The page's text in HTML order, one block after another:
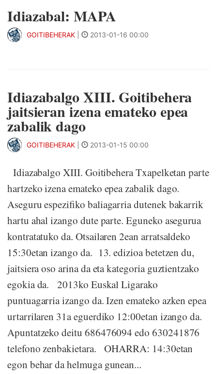
Idiazabal: MAPA
GOITIBEHERAK 2013-01-16 00:00
Idiazabalgo XIII. Goitibehera
jaitsieran izena emateko epea
zabalik dago
GOITIBEHERAK 2013-01-15 00:00
Idiazabalgo XIII. Goitibehera Txapelketan parte
hartzeko izena emateko epea zabalik dago.
Aseguru espezifiko baliagarria dutenek bakarrik
hartu ahal izango dute parte. Eguneko asegurua
kontratatuko da. Otsailaren 2ean arratsaldeko
15:30etan izango da. 13. edizioa betetzen du,
jaitsiera oso arina da eta kategoria guztientzako
egokia da. 2013ko Euskal Ligarako
puntuagarria izango da. Izen emateko azken epea
urtarrilaren 31a eguerdiko 12:00etan izango da.
Apuntatzeko deitu 686476094 edo 630241876
telefono zenbakietara. OHARRA: 14:30etan
egon behar da helmuga gunean...